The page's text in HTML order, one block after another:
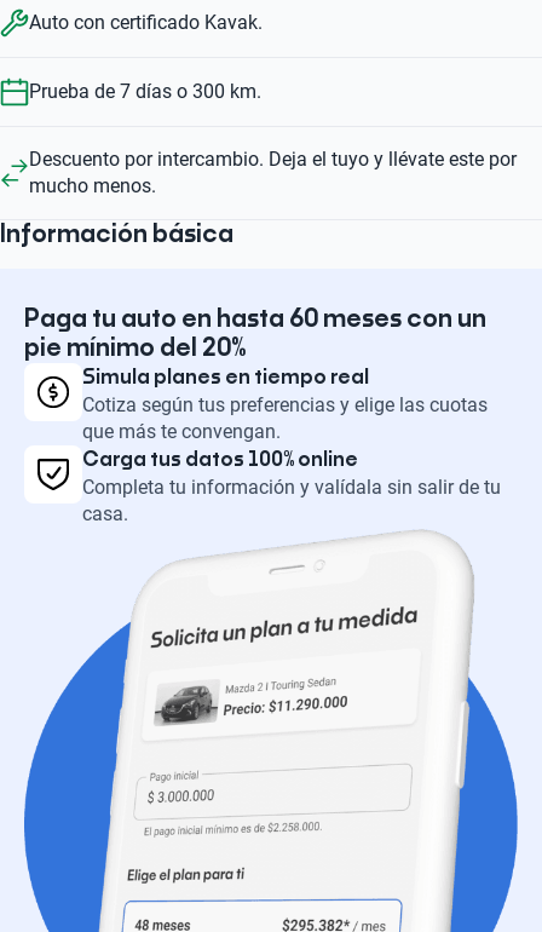
Auto con certificado Kavak.
Prueba de 7 días o 300 km.
Descuento por intercambio. Deja el tuyo y llévate este por
mucho menos.
Información básica
Paga tu auto en hasta 60 meses con un
pie mínimo del 20%
Simula planes en tiempo real
Cotiza según tus preferencias y elige las cuotas
que más te convengan.
Carga tus datos 100% online
Completa tu información y valídala sin salir de tu
casa.